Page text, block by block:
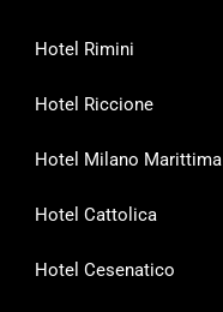
Hotel Rimini
Hotel Riccione
Hotel Milano Marittima
Hotel Cattolica
Hotel Cesenatico